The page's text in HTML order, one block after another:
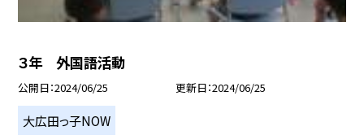
３年 外国語活動
公開日 2024/06/25 更新日 2024/06/25
大広田っ子NOW